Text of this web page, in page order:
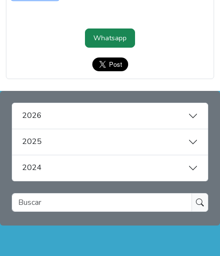
Whatsapp
2026
2025
2024